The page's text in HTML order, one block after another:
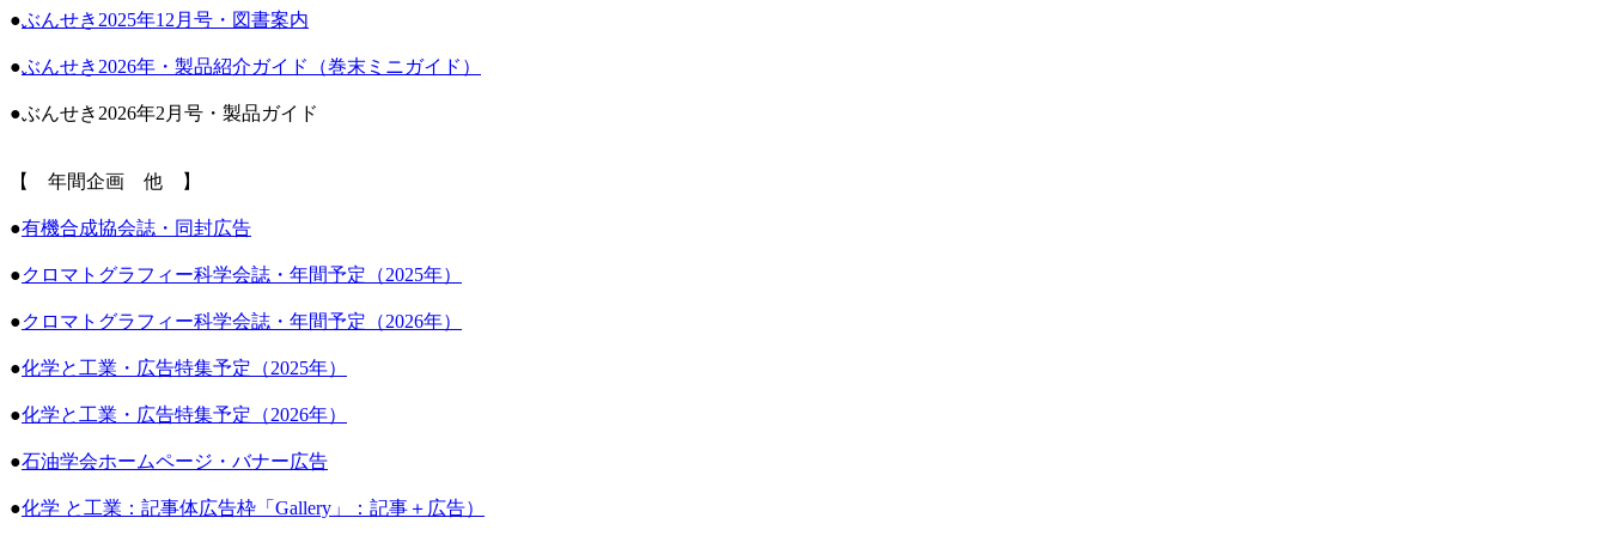
●ぶんせき2025年12月号・図書案内
●ぶんせき2026年・製品紹介ガイド（巻末ミニガイド）
●ぶんせき2026年2月号・製品ガイド
【 年間企画 他 】
●有機合成協会誌・同封広告
●クロマトグラフィー科学会誌・年間予定（2025年）
●クロマトグラフィー科学会誌・年間予定（2026年）
●化学と工業・広告特集予定（2025年）
●化学と工業・広告特集予定（2026年）
●石油学会ホームページ・バナー広告
●化学 と工業：記事体広告枠「Gallery」：記事＋広告）